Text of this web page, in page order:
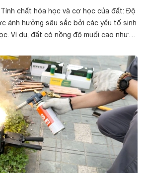
chất hóa học và cơ học của đất: Độ
ảnh hưởng sâu sắc bởi các yếu tố sinh
Ví dụ, đất có nồng độ muối cao như